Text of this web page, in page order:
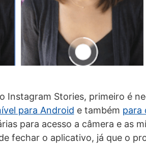
Instagram Stories, primeiro é
para Android e também para
para acesso a câmera e as
fechar o aplicativo, já que o